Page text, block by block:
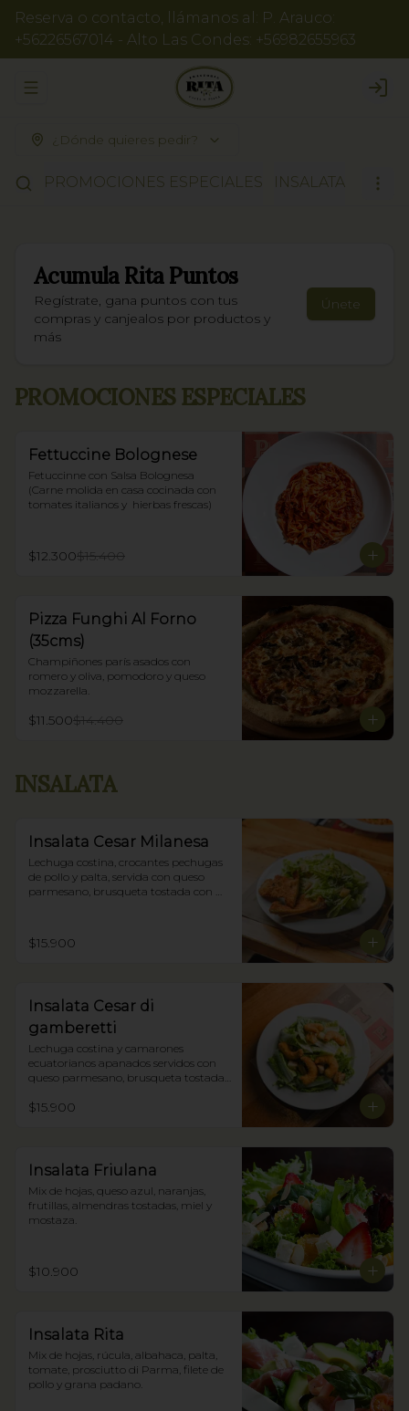
Reserva o contacto, llámanos al: P. Arauco:
+56226567014 - Alto Las Condes: +56982655963
Abrir menu de navegación
¿Dónde quieres pedir?
PROMOCIONES ESPECIALES INSALATA
AcumulaRita Puntos
Regístrate, gana puntos con tus
compras y canjealos por productos y
más
Únete
PROMOCIONES ESPECIALES
Fettuccine Bolognese
Fetuccinne con Salsa Bolognesa
(Carne molida en casa cocinada con
tomates italianos y  hierbas frescas)
$12.300$15.400
Pizza Funghi Al Forno
(35cms)
Champiñones parís asados con
romero y oliva, pomodoro y queso
mozzarella.
$11.500$14.400
INSALATA
Insalata Cesar Milanesa
Lechuga costina, crocantes pechugas
de pollo y palta, servida con queso
parmesano, brusqueta tostada con
$15.900
Insalata Cesar di
gamberetti
Lechuga costina y camarones
ecuatorianos apanados servidos con
queso parmesano, brusqueta tostada
$15.900
Insalata Friulana
Mix de hojas, queso azul, naranjas,
frutillas, almendras tostadas, miel y
mostaza.
$10.900
Insalata Rita
Mix de hojas, rúcula, albahaca, palta,
tomate, prosciutto di Parma, filete de
pollo y grana padano.